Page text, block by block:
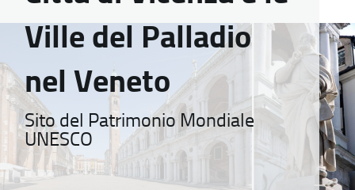
Ville del Palladio
nel Veneto
Sito del Patrimonio Mondiale
UNESCO